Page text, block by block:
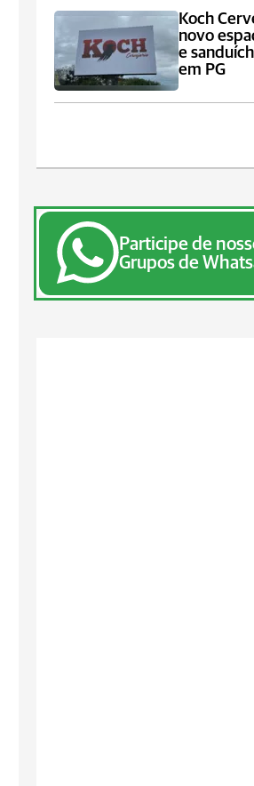
Koch
novo
e
em PG
Participe de
Grupos de